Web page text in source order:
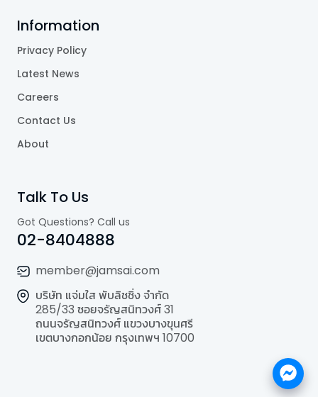
Information
Privacy Policy
Latest News
Careers
Contact Us
About
Talk To Us
Got Questions? Call us
02-8404888
member@jamsai.com
บริษัท แจ่มใส พับลิชชิ่ง จำกัด
285/33 ซอยจรัญสนิทวงศ์ 31
ถนนจรัญสนิทวงศ์ แขวงบางขุนศรี
เขตบางกอกน้อย กรุงเทพฯ 10700